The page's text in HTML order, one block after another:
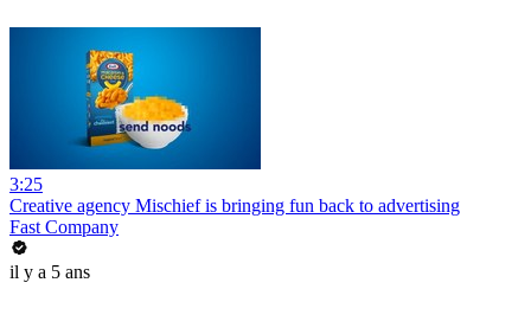
3:25
Creative agency Mischief is bringing fun back to advertising
Fast Company
il y a 5 ans